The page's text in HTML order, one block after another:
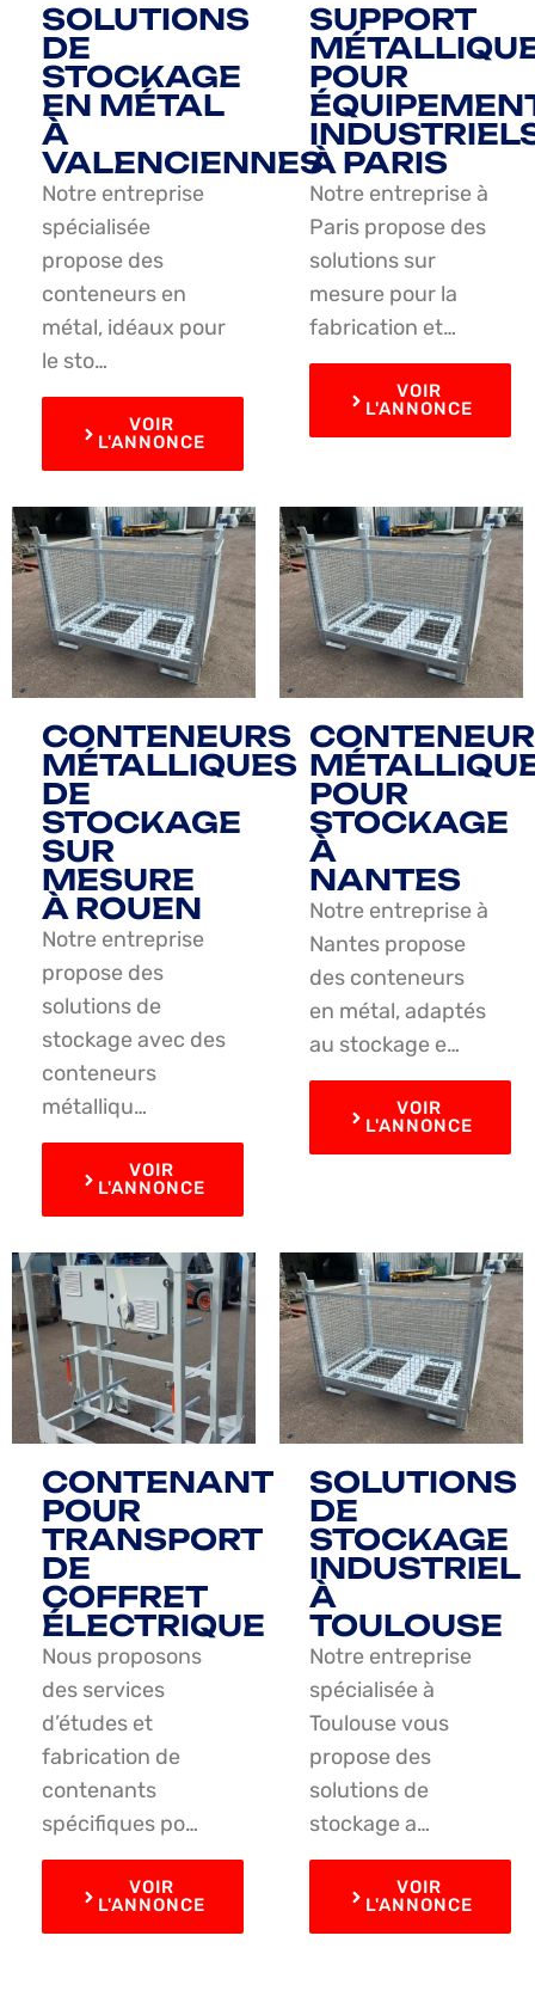
SOLUTIONS
DE
STOCKAGE
EN MÉTAL
À
VALENCIENNES
Notre entreprise
spécialisée
propose des
conteneurs en
métal, idéaux pour
le sto…
VOIR
L'ANNONCE
SUPPORT
POUR
À PARIS
Notre entreprise à
Paris propose des
solutions sur
mesure pour la
fabrication et…
VOIR
L'ANNONCE
CONTENEURS
MÉTALLIQUES
DE
STOCKAGE
SUR
MESURE
À ROUEN
Notre entreprise
propose des
solutions de
stockage avec des
conteneurs
métalliqu…
VOIR
L'ANNONCE
POUR
STOCKAGE
À
NANTES
Notre entreprise à
Nantes propose
des conteneurs
en métal, adaptés
au stockage e…
VOIR
L'ANNONCE
CONTENANT
POUR
TRANSPORT
DE
COFFRET
ÉLECTRIQUE
Nous proposons
des services
d’études et
fabrication de
contenants
spécifiques po…
VOIR
L'ANNONCE
SOLUTIONS
DE
STOCKAGE
INDUSTRIEL
À
TOULOUSE
Notre entreprise
spécialisée à
Toulouse vous
propose des
solutions de
stockage a…
VOIR
L'ANNONCE